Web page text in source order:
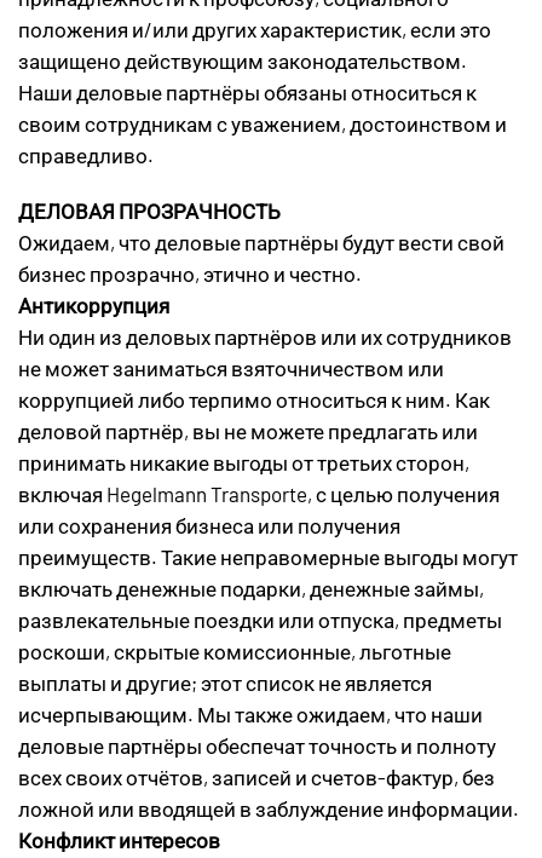
положения и/или других характеристик, если это
защищено действующим законодательством.
Наши деловые партнёры обязаны относиться к
своим сотрудникам с уважением, достоинством и
справедливо.
ДЕЛОВАЯ ПРОЗРАЧНОСТЬ
Ожидаем, что деловые партнёры будут вести свой
бизнес прозрачно, этично и честно.
Антикоррупция
Ни один из деловых партнёров или их сотрудников
не может заниматься взяточничеством или
коррупцией либо терпимо относиться к ним. Как
деловой партнёр, вы не можете предлагать или
принимать никакие выгоды от третьих сторон,
включая Hegelmann Transporte, с целью получения
или сохранения бизнеса или получения
преимуществ. Такие неправомерные выгоды могут
включать денежные подарки, денежные займы,
развлекательные поездки или отпуска, предметы
роскоши, скрытые комиссионные, льготные
выплаты и другие; этот список не является
исчерпывающим. Мы также ожидаем, что наши
деловые партнёры обеспечат точность и полноту
всех своих отчётов, записей и счетов-фактур, без
ложной или вводящей в заблуждение информации.
Конфликт интересов